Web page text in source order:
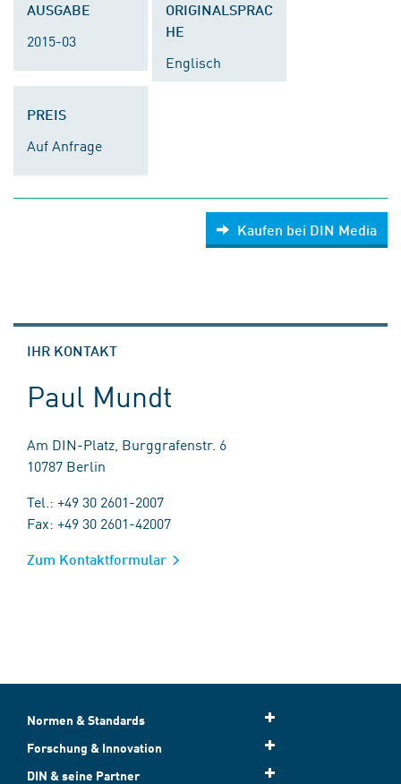
AUSGABE
2015-03
ORIGINALSPRAC
HE
Englisch
PREIS
Auf Anfrage
Kaufen bei DIN Media
IHR KONTAKT
Paul Mundt
Am DIN-Platz, Burggrafenstr. 6
10787 Berlin
Tel.: +49 30 2601-2007
Fax: +49 30 2601-42007
Zum Kontaktformular
Normen & Standards
Forschung & Innovation
DIN & seine Partner